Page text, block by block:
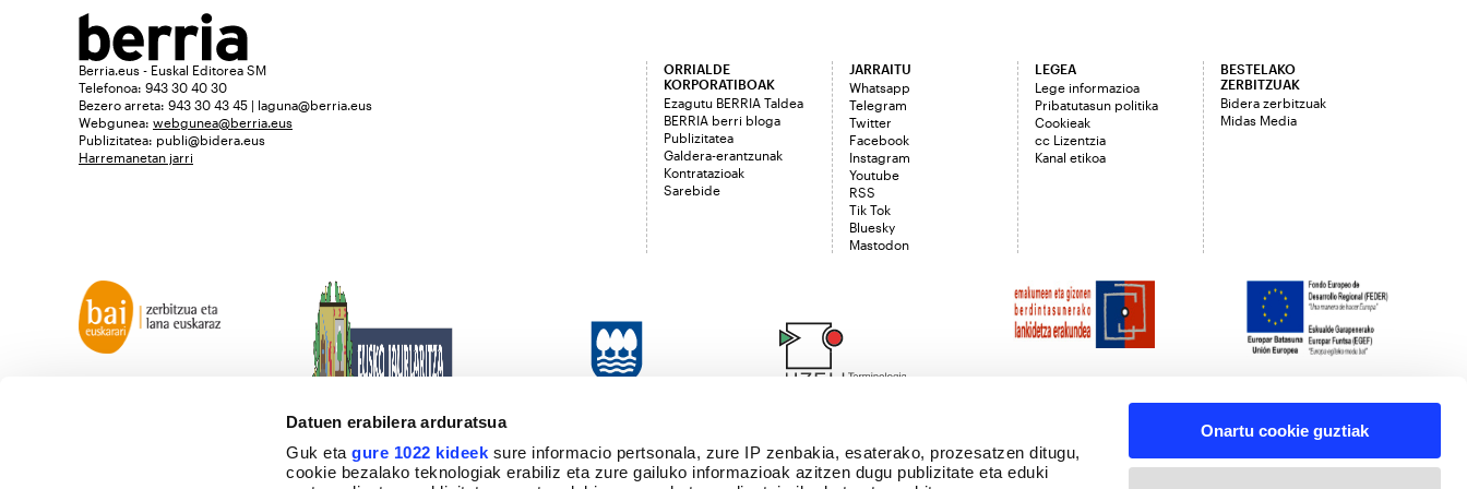
Datuen erabilera arduratsua
Guk etagure 1022 kideek sure informacio pertsonala, zure IP zenbakia, esaterako, prozesatzen ditugu,
cookie bezalako teknologiak erabiliz eta zure gailuko informazioak azitzen dugu publizitate eta eduki
Onartu cookie guztiak
Berria.eus - Euskal Editorea SM
Telefonoa: 943 30 40 30
Bezero arreta: 943 30 43 45 | laguna@berria.eus
Webgunea: webgunea@berria.eus
Publizitatea: publi@bidera.eus
Harremanetan jarri
ORRIALDE
KORPORATIBOAK
Ezagutu BERRIA Taldea
BERRIA berri bloga
Publizitatea
Galdera-erantzunak
Kontratazioak
Sarebide
JARRAITU
Whatsapp
Telegram
Twitter
Facebook
Instagram
Youtube
RSS
Tik Tok
Bluesky
Mastodon
LEGEA
Lege informazioa
Pribatutasun politika
Cookieak
cc Lizentzia
Kanal etikoa
BESTELAKO
ZERBITZUAK
Bidera zerbitzuak
Midas Media